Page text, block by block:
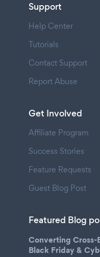
Support
Help Center
Tutorials
Contact Support
Report Abuse
Get Involved
Affiliate Program
Success Stories
Feature Requests
Guest Blog Post
Featured Blog
Converting Cross-
Black Friday &